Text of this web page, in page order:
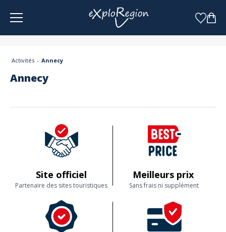
Panneau de gestion des cookies
Activités Annecy
Annecy
Site officiel
Partenaire des sites touristiques
Meilleurs prix
Sans frais ni supplément